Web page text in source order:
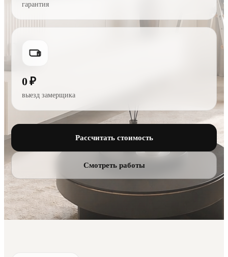
гарантия
0 ₽
выезд замерщика
Рассчитать стоимость
Смотреть работы